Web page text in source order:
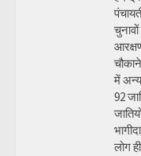
में अन्य
92
लोग